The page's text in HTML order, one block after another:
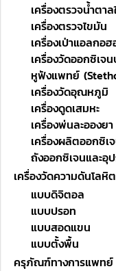
เครื่องตรวจน้ำตา
เครื่องตรวจไขมัน
เครื่องเป่าแอลกอ
เครื่องวัดออกซิเจ
หูฟังแพทย์
เครื่องวัดอุณหภูมิ
เครื่องดูดเสมหะ
เครื่องพ่นละอองยา
เครื่องผลิตออกซิเ
ถังออกซิเจนและ
เครื่องวัดความดันโลหิต
แบบดิจิตอล
แบบปรอท
แบบสอดแขน
แบบตั้งพื้น
ครุภัณฑ์ทางการแพทย์